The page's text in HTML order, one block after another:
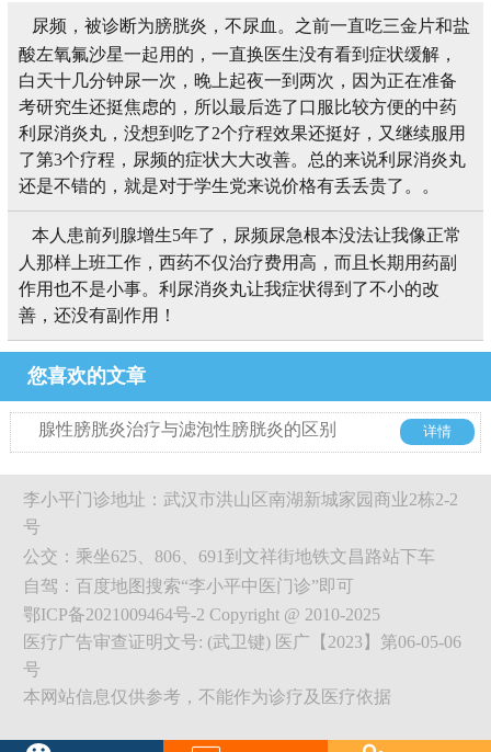
尿频，被诊断为膀胱炎，不尿血。之前一直吃三金片和盐
酸左氧氟沙星一起用的，一直换医生没有看到症状缓解，
白天十几分钟尿一次，晚上起夜一到两次，因为正在准备
考研究生还挺焦虑的，所以最后选了口服比较方便的中药
利尿消炎丸，没想到吃了2个疗程效果还挺好，又继续服用
了第3个疗程，尿频的症状大大改善。总的来说利尿消炎丸
还是不错的，就是对于学生党来说价格有丢丢贵了。。
本人患前列腺增生5年了，尿频尿急根本没法让我像正常
人那样上班工作，西药不仅治疗费用高，而且长期用药副
作用也不是小事。利尿消炎丸让我症状得到了不小的改
善，还没有副作用！
您喜欢的文章
腺性膀胱炎治疗与滤泡性膀胱炎的区别 详情
李小平门诊地址：武汉市洪山区南湖新城家园商业2栋2-2
号
公交：乘坐625、806、691到文祥街地铁文昌路站下车
自驾：百度地图搜索“李小平中医门诊”即可
鄂ICP备2021009464号-2 Copyright @ 2010-2025
医疗广告审查证明文号: (武卫键) 医广【2023】第06-05-06
号
本网站信息仅供参考，不能作为诊疗及医疗依据